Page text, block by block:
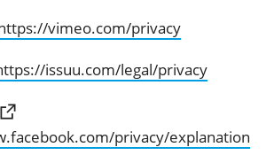
vimeo.com/privacy
issuu.com/legal/privacy
privacy/explanation